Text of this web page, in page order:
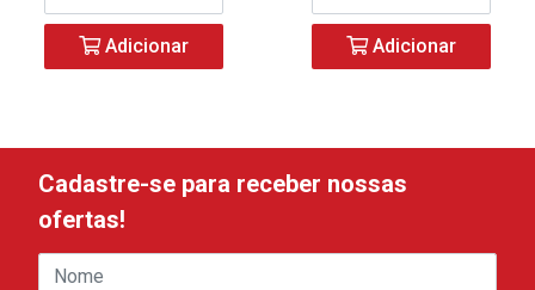
Adicionar Adicionar
Cadastre-se para receber nossas
ofertas!